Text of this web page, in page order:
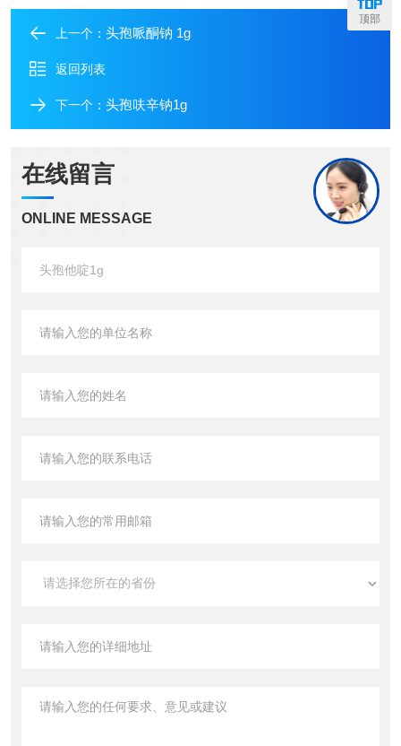
上一个： 头孢哌酮钠 1g
返回列表
下一个： 头孢呋辛钠1g
在线留言
ONLINE MESSAGE
顶部